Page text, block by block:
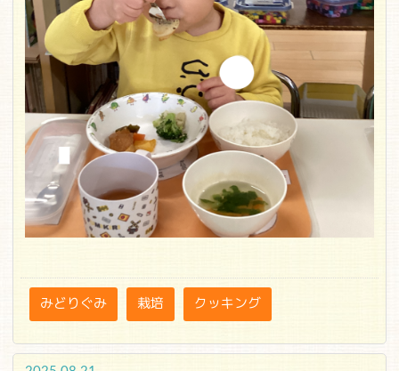
みどりぐみ 栽培 クッキング